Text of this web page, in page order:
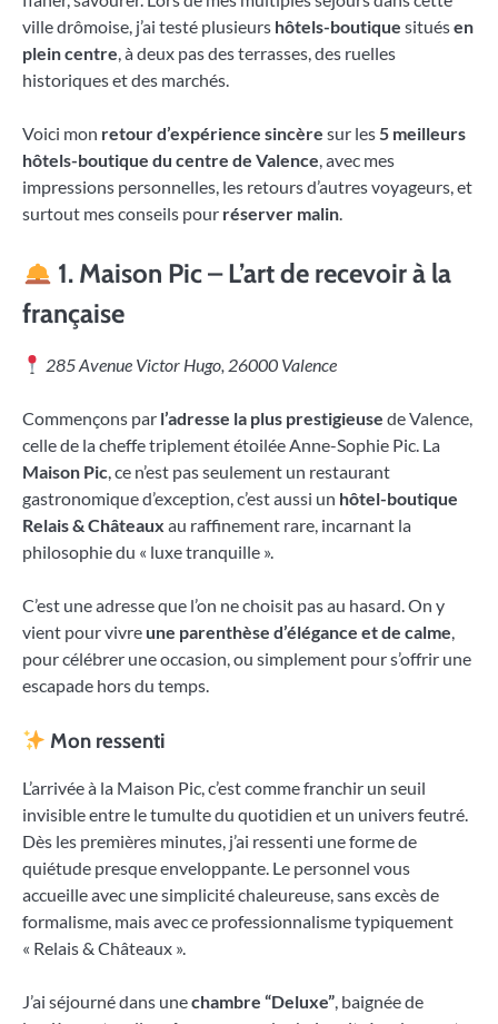
ville drômoise, j’ai testé plusieurs hôtels-boutique situésen
plein centre , à deux pas des terrasses, des ruelles
historiques et des marchés.
Voici mon retour d’expérience sincère sur les 5 meilleurs
hôtels-boutique du centre de Valence , avec mes
impressions personnelles, les retours d’autres voyageurs, et
surtout mes conseils pour réserver malin
1. Maison Pic – L’art de recevoir à la
française
285 Avenue Victor Hugo, 26000 Valence
Commençons par l’adresse la plus prestigieuse de Valence,
celle de la cheffe triplement étoilée Anne-Sophie Pic. La
Maison Pic, ce n’est pas seulement un restaurant
gastronomique d’exception, c’est aussi un hôtel-boutique
Relais & Châteaux au raffinement rare, incarnant la
philosophie du « luxe tranquille ».
C’est une adresse que l’on ne choisit pas au hasard. On y
vient pour vivre une parenthèse d’élégance et de calme,
pour célébrer une occasion, ou simplement pour s’offrir une
escapade hors du temps.
Mon ressenti
L’arrivée à la Maison Pic, c’est comme franchir un seuil
invisible entre le tumulte du quotidien et un univers feutré.
Dès les premières minutes, j’ai ressenti une forme de
quiétude presque enveloppante. Le personnel vous
accueille avec une simplicité chaleureuse, sans excès de
formalisme, mais avec ce professionnalisme typiquement
« Relais & Châteaux ».
J’ai séjourné dans unechambre “Deluxe”, baignée de